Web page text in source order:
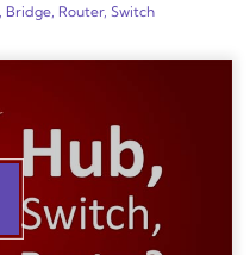
Bridge, Router, Switch